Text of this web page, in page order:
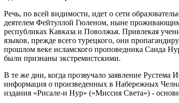
Речь, по всей видимости, идет о сети
деятелем Фейтуллой Гюленом, ныне
республиках Кавказа и Поволжья. Привлекая
языков, прежде всего турецкого, они
прошлом веке исламского проповедника Саида
были признаны экстремистскими.
В те же дни, когда прозвучало заявление
информация о произведенных в Набережных
издания «Рисале-и Нур» («Миссия Света») -